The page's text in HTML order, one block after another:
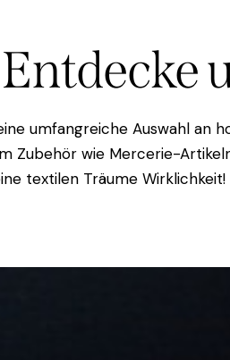
umfangreiche Auswahl
Zubehör wie Mercerie-
textilen Träume Wirklichkeit!